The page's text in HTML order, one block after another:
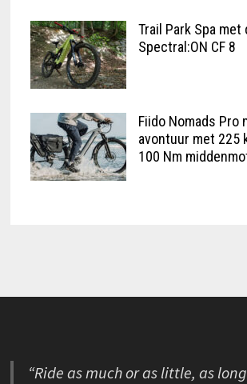
Trail Park Spa met
Spectral:ON CF 8
Fiido Nomads Pro
avontuur met 225
100 Nm
“Ride as much or as little, as